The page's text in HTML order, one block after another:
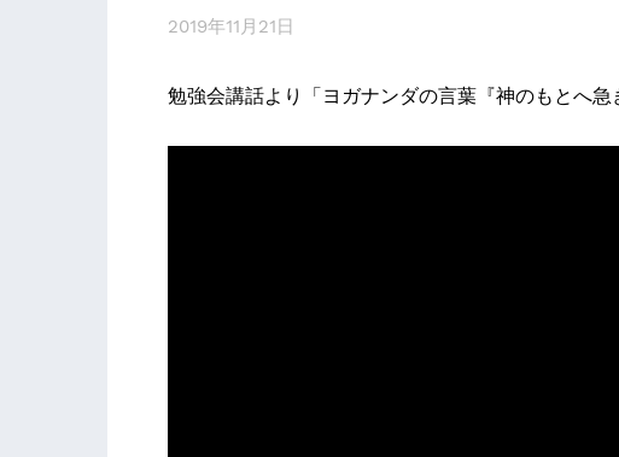
2019年11月21日
勉強会講話より「ヨガナンダの言葉『神のもとへ急